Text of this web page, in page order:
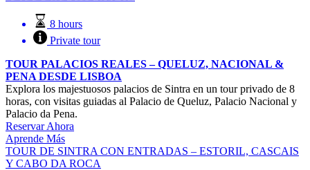
8 hours
Private tour
TOUR PALACIOS REALES – QUELUZ, NACIONAL &
PENA DESDE LISBOA
Explora los majestuosos palacios de Sintra en un tour privado de 8
horas, con visitas guiadas al Palacio de Queluz, Palacio Nacional y
Palacio da Pena.
Reservar Ahora
Aprende Más
TOUR DE SINTRA CON ENTRADAS – ESTORIL, CASCAIS
Y CABO DA ROCA